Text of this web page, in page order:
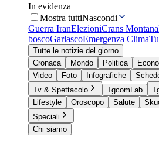
In evidenza
Mostra tuttiNascondi
Guerra IranElezioniCrans Montana
boscoGarlascoEmergenza Clima
Tutte le notizie del giorno
Cronaca
Mondo Politica
Video
Foto Infografiche
Tv & Spettacolo
TgcomLab
Lifestyle
Oroscopo Salute
Speciali
Chi siamo